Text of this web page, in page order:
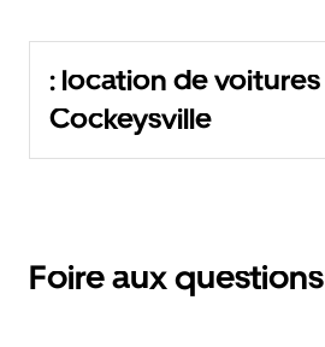
: location de voitures
Cockeysville
Foire aux questions